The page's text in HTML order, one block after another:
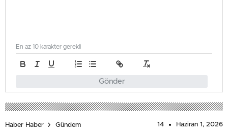
Gönder
En az 10 karakter gerekli
Haber Haber Gündem 14 Haziran 1, 2026